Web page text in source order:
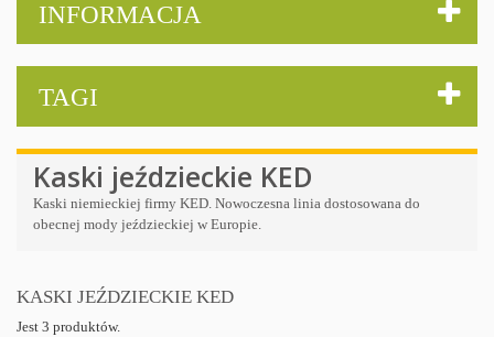
INFORMACJA
TAGI
Kaski jeździeckie KED
Kaski niemieckiej firmy KED. Nowoczesna linia dostosowana do
obecnej mody jeździeckiej w Europie.
KASKI JEŹDZIECKIE KED
Jest 3 produktów.